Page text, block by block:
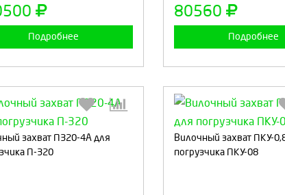
Подробнее
80560
Подробнее
захват П320-4А для
П-320
количество:
Вилочный захват ПКУ-
погрузчика ПКУ-08
Выберите